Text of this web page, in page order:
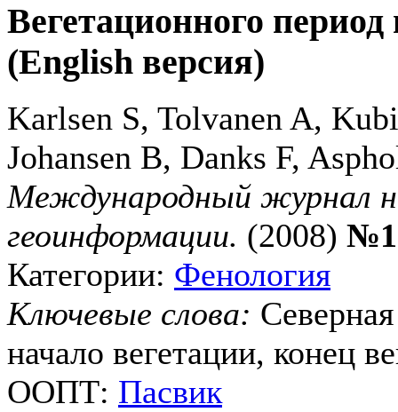
Вегетационного
(English версия)
Karlsen S, Tolvanen A,
Johansen B, Danks F,
Международный журнал
геоинформации. (2008)
Категории: Фенология
Ключевые слова:
начало вегетации, конец
ООПТ: Пасвик